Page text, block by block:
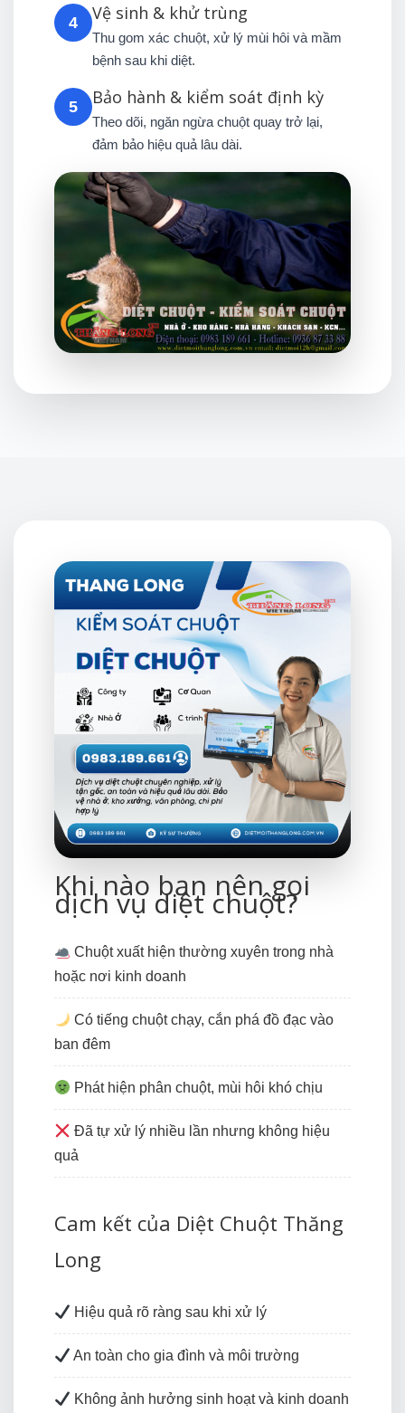
4 Vệ sinh & khử trùng
Thu gom xác chuột, xử lý mùi hôi và mầm
bệnh sau khi diệt.
5 Bảo hành & kiểm soát định kỳ
Theo dõi, ngăn ngừa chuột quay trở lại,
đảm bảo hiệu quả lâu dài.
Khi nào bạn nên gọi
dịch vụ diệt chuột?
Chuột xuất hiện thường xuyên trong nhà
hoặc nơi kinh doanh
Có tiếng chuột chạy, cắn phá đồ đạc vào
ban đêm
Phát hiện phân chuột, mùi hôi khó chịu
Đã tự xử lý nhiều lần nhưng không hiệu
quả
Cam kết của Diệt Chuột Thăng
Long
Hiệu quả rõ ràng sau khi xử lý
An toàn cho gia đình và môi trường
Không ảnh hưởng sinh hoạt và kinh doanh